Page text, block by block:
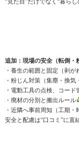
“見た目”だけでなく“暮ら
追加：現場の安全（転倒・
・養生の範囲と固定（剥が
・粉じん対策（集塵・換気
・電動工具の点検、コード
・廃材の分別と搬出ルール
・近隣へ事前周知（工期・
安全と配慮は“口コミ”に直